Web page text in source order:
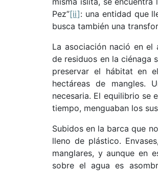
Pez”[ii]: una entidad que
busca también una
La asociación nació en
de residuos en la ciénaga
preservar el hábitat en
hectáreas de mangles.
necesaria. El equilibrio se
tiempo, menguaban los
Subidos en la barca que
lleno de plástico.
manglares, y aunque en
sobre el agua es